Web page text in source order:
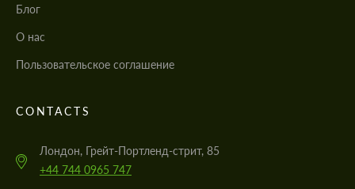
Блог
О нас
Пользовательское соглашение
CONTACTS
Лондон, Грейт-Портленд-стрит, 85
+44 744 0965 747